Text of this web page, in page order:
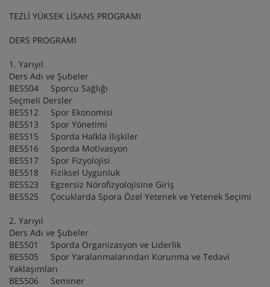
TEZLİ YÜKSEK LİSANS PROGRAMI
DERS PROGRAMI
1. Yarıyıl
Ders Adı ve Şubeler
BES504 Sporcu Sağlığı
Seçmeli Dersler
BES512 Spor Ekonomisi
BES513 Spor Yönetimi
BES515 Sporda Halkla İlişkiler
BES516 Sporda Motivasyon
BES517 Spor Fizyolojisi
BES518 Fiziksel Uygunluk
BES523 Egzersiz Nörofizyolojisine Giriş
BES525 Çocuklarda Spora Özel Yetenek ve Yetenek Seçimi
2. Yarıyıl
Ders Adı ve Şubeler
BES501 Sporda Organizasyon ve Liderlik
BES505 Spor Yaralanmalarından Korunma ve Tedavi
Yaklaşımları
BES506 Seminer